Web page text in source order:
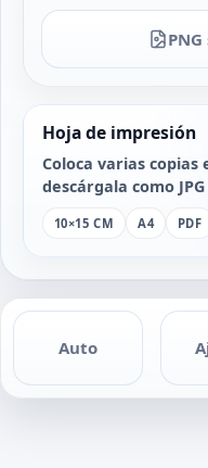
Hoja de impresión
Coloca varias copias
descárgala como JPG
10×15 CM A4 PDF
Auto